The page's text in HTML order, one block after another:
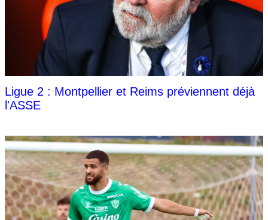
Ligue 2 : Montpellier et Reims préviennent déjà
l'ASSE